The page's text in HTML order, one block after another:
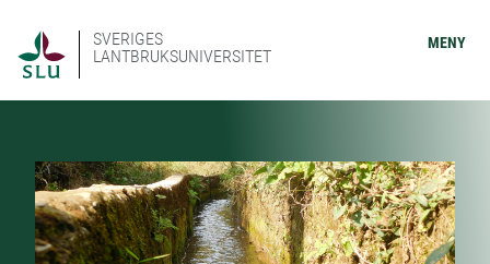
SVERIGES
LANTBRUKSUNIVERSITET
MENY